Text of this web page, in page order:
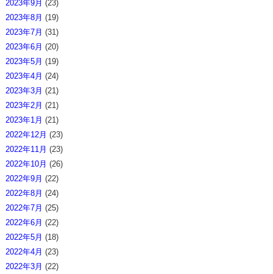
2023年9月 (23)
2023年8月 (19)
2023年7月 (31)
2023年6月 (20)
2023年5月 (19)
2023年4月 (24)
2023年3月 (21)
2023年2月 (21)
2023年1月 (21)
2022年12月 (23)
2022年11月 (23)
2022年10月 (26)
2022年9月 (22)
2022年8月 (24)
2022年7月 (25)
2022年6月 (22)
2022年5月 (18)
2022年4月 (23)
2022年3月 (22)